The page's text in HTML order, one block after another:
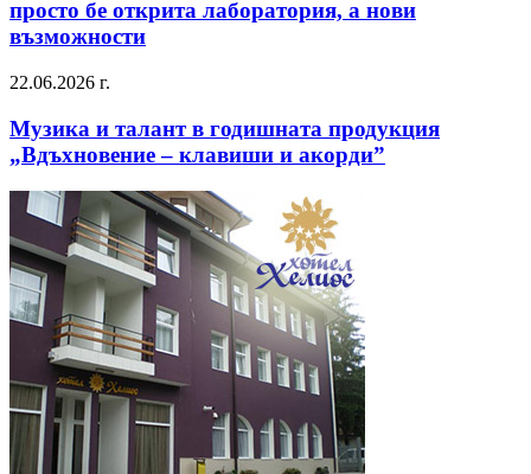
просто бе открита лаборатория, а нови
възможности
22.06.2026 г.
Музика и талант в годишната продукция
„Вдъхновение – клавиши и акорди”